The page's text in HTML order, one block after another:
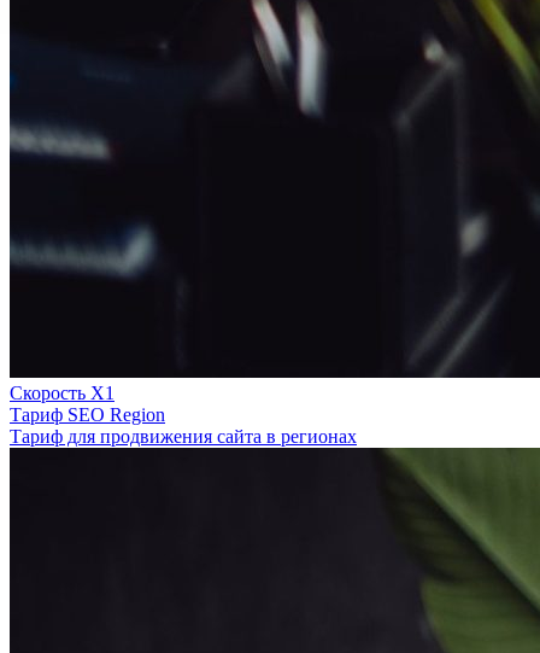
Скорость Х1
Тариф SEO Region
Тариф для продвижения сайта в регионах